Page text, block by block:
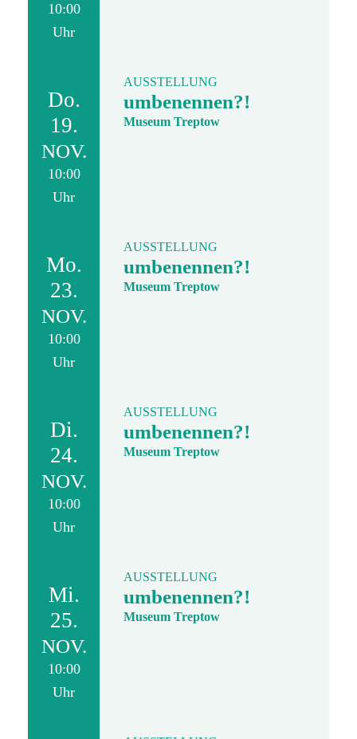
10:00
Uhr
Do.
19.
NOV.
10:00
Uhr
AUSSTELLUNG
umbenennen?!
Museum Treptow
Mo.
23.
NOV.
10:00
Uhr
AUSSTELLUNG
umbenennen?!
Museum Treptow
Di.
24.
NOV.
10:00
Uhr
AUSSTELLUNG
umbenennen?!
Museum Treptow
Mi.
25.
NOV.
10:00
Uhr
AUSSTELLUNG
umbenennen?!
Museum Treptow